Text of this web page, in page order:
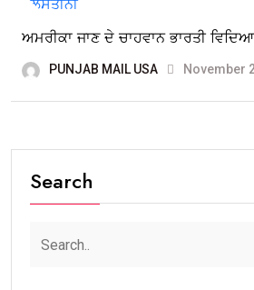
ਅਮਰੀਕਾ ਜਾਣ ਦੇ ਚਾਹਵਾਨ ਭਾਰਤੀ
PUNJAB MAIL USA November
Search